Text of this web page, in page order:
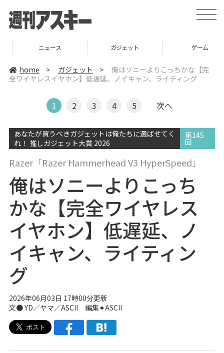
t
o
e
v
ニュース ガジェット ゲーム
home > ガジェット >
俺はソニーよりこっちかな【完
全ワイヤレスイヤホン】低遅延、ノイキャン、ライティング
1 2 3 4 5 次へ
あなたが買うべきガジェットは俺たちに選ばせてく
れ！ 推しガジェット大賞 2026
第145
回
Razer「Razer Hammerhead V3 HyperSpeed」
俺はソニーよりこっち
かな【完全ワイヤレス
イヤホン】低遅延、ノ
イキャン、ライティン
グ
2026年06月03日 17時00分更新
文● YD／ヤマ／ASCII 編集⚫︎ASCII